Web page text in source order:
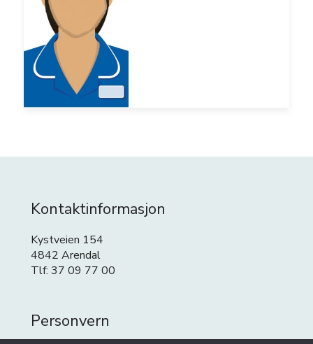
Kontaktinformasjon
Kystveien 154
4842 Arendal
Tlf: 37 09 77 00
Personvern